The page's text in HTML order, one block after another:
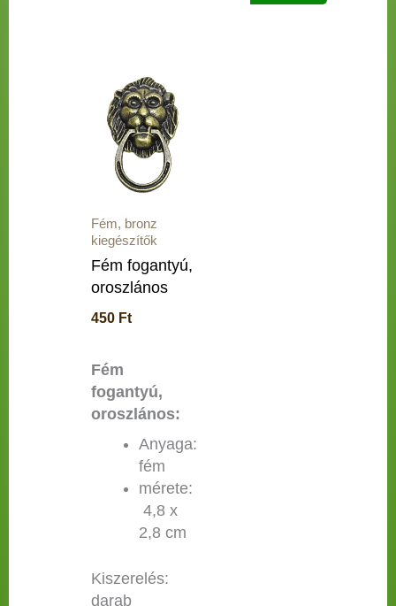
Fém, bronz
kiegészítők
Fém fogantyú,
oroszlános
450 Ft
Fém
fogantyú,
oroszlános:
Anyaga:
fém
mérete:
4,8 x
2,8 cm
Kiszerelés:
darab